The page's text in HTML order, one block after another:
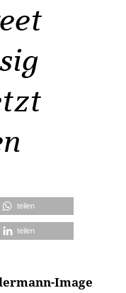
teilen
teilen
Image